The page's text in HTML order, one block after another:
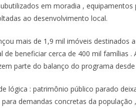
em moradia , equipamentos
ao desenvolvimento local.
mais de 1,9 mil imóveis destinados a
de beneficiar cerca de 400 mil famílias .
parte do balanço do programa desde
lógica : patrimônio público parado
para demandas concretas da população ,